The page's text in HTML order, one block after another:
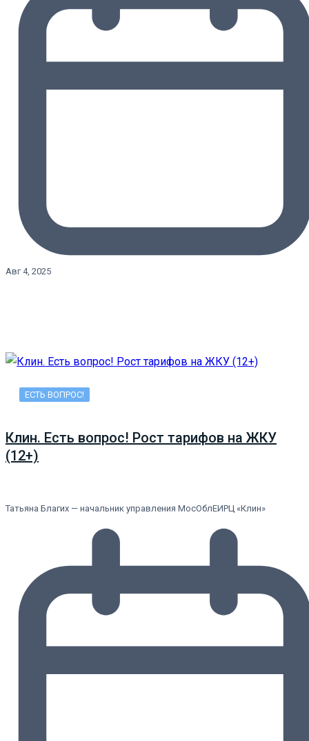
Авг 4, 2025
ЕСТЬ ВОПРОС!
Клин. Есть вопрос! Рост тарифов на ЖКУ
(12+)
Татьяна Благих — начальник управления МосОблЕИРЦ «Клин»